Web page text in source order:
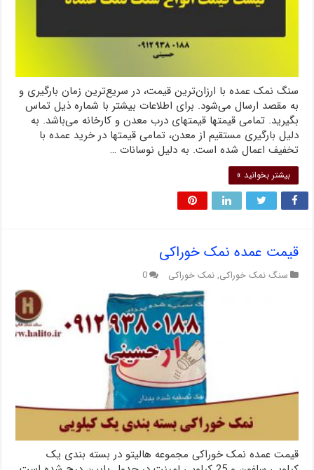
سنگ نمک عمده با ارزان‌ترین قیمت، در سریع‌ترین زمان بارگیری و
به مقصد ارسال می‌شود. برای اطلاعات بیشتر با شماره ذیل تماس
بگیرید. تمامی قیمتها قیمتهای درب معدن و کارخانه می‌باشد. به
دلیل بارگیری مستقیم از معدن، تمامی قیمتها در خرید عمده با
تخفیف اعمال شده است. به دلیل نوسانات …
بیشتر بخوانید »
قیمت عمده نمک خوراکی
سنگ نمک خوراکی, نمک خوراکی 0
قیمت عمده نمک خوراکی مجموعه هالیتو در بسته بندی یک